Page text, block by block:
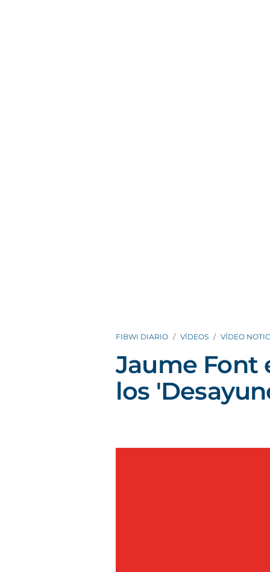
FIBWI DIARIO VÍDEOS VÍDEO
Jaume Font
los